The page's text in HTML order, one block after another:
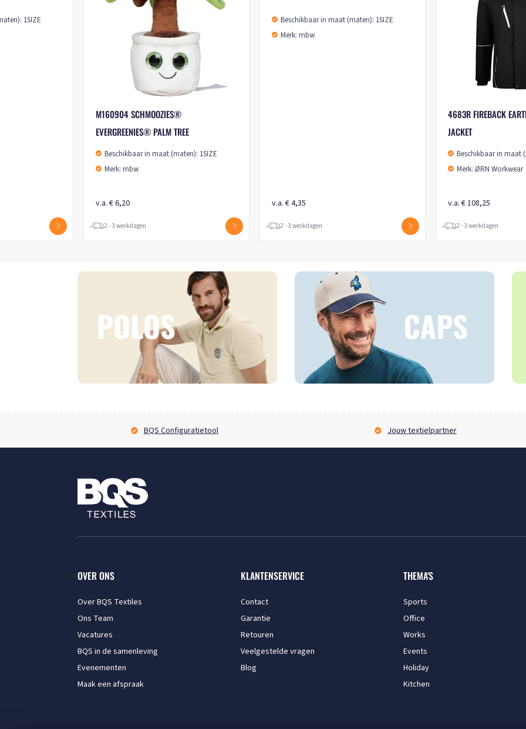
8044 COLLEGE-JACKET UNISEX
Beschikbaar in maat (maten): XXS-3XL
2 - 3 werkdagen
Beschikbaar in maat (maten): 1SIZE
2 - 3 werkdagen
Beschikbaar in maat (maten): 1SIZE
2 - 3 werkdagen
BQS Configuratietool Jouw textielpartner
OVER ONS
Over BQS Textiles
Ons Team
Vacatures
BQS in de samenleving
Evenementen
Maak een afspraak
KLANTENSERVICE
Contact
Garantie
Retouren
Veelgestelde vragen
Blog
THEMA'S
Sports
Office
Works
Events
Holiday
Kitchen